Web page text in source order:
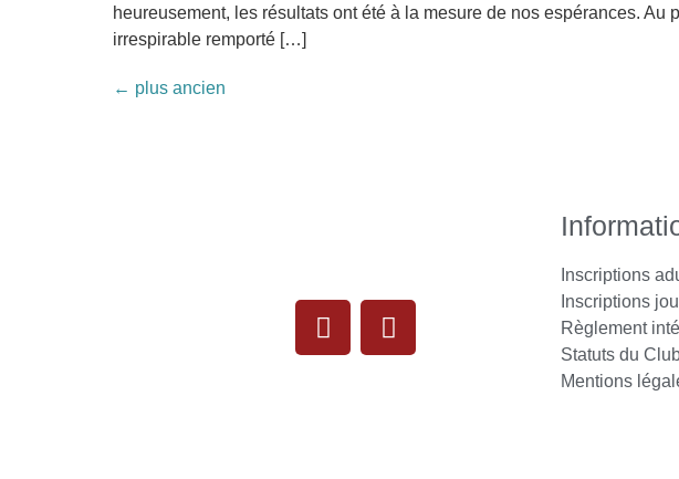
heureusement, les résultats ont été à la mesure de nos espérances.
irrespirable remporté […]
← plus ancien
Inscriptions
Inscriptions
Règlement
Statuts du
Mentions